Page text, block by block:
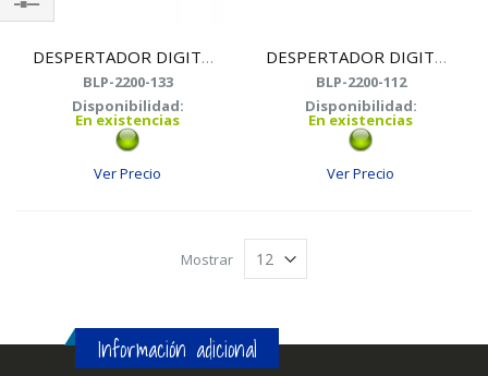
DESPERTADOR DIGITAL BLAUPUNKT BLP 2200-133 NEGRO
BLP-2200-133
Disponibilidad:
En existencias
Ver Precio
DESPERTADOR DIGITAL BLAUPUNKT BLP 2200-112 BLANCO
BLP-2200-112
Disponibilidad:
En existencias
Ver Precio
Mostrar
Shop
By
Información adicional